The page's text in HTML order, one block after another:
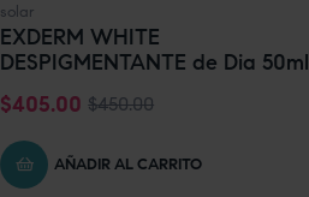
solar
EXDERM WHITE
DESPIGMENTANTE de Dia 50ml
$450.00
$405.00
AÑADIR AL CARRITO